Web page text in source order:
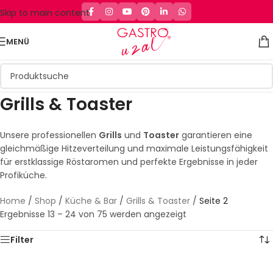
Skip to main content
MENÜ
Grills & Toaster
Unsere professionellen Grills und Toaster garantieren eine
gleichmäßige Hitzeverteilung und maximale Leistungsfähigkeit
für erstklassige Röstaromen und perfekte Ergebnisse in jeder
Profiküche.
Home / Shop / Küche & Bar / Grills & Toaster / Seite 2
Ergebnisse 13 – 24 von 75 werden angezeigt
Filter